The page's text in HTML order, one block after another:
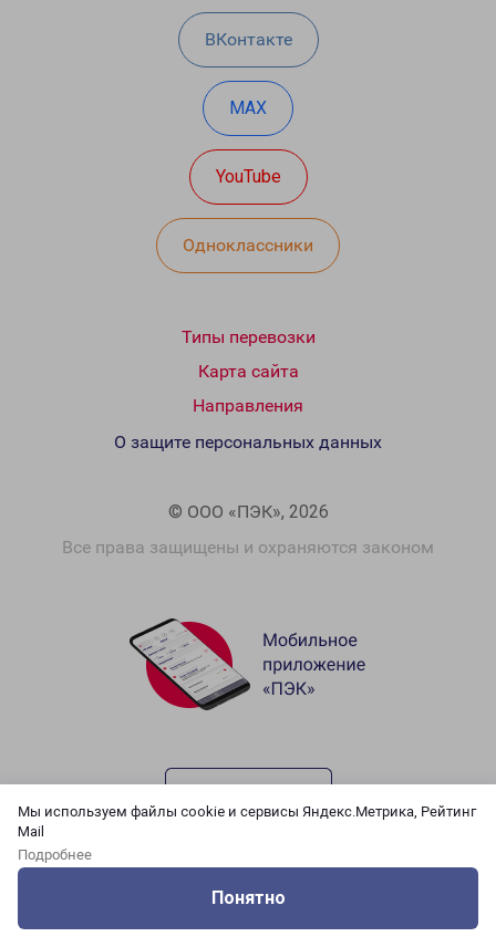
Мы используем файлы cookie и сервисы Яндекс.Метрика, Рейтинг
Mail
Подробнее
Понятно
ВКонтакте
MAX
YouTube
Одноклассники
Типы перевозки
Карта сайта
Направления
© ООО «ПЭК», 2026
Все права защищены и охраняются законом
О защите персональных данных